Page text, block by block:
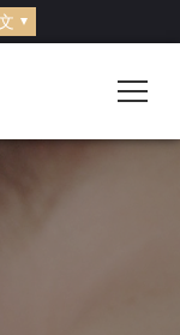
noscript> <!-- End